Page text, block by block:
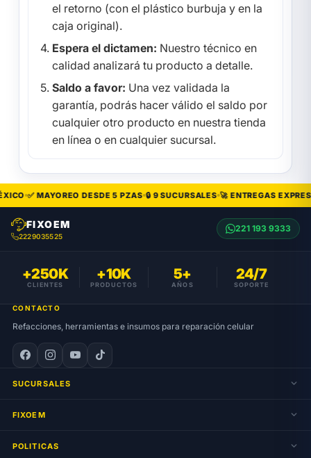
el retorno (con el plástico burbuja y en la
caja original).
Espera el dictamen: Nuestro técnico en
calidad analizará tu producto a detalle.
Saldo a favor: Una vez validada la
garantía, podrás hacer válido el saldo por
cualquier otro producto en nuestra tienda
en línea o en cualquier sucursal.
✅ MAYOREO DESDE 5 PZAS 🔒 9 SUCURSALES 🚀 ENTREGAS EXPRESS
FIXOEM
2229035525
221 193 9333
+250K
CLIENTES
+10K
PRODUCTOS
5+
AÑOS
24/7
SOPORTE
CONTACTO
Refacciones, herramientas e insumos para reparación celular
SUCURSALES
FIXOEM
POLITICAS